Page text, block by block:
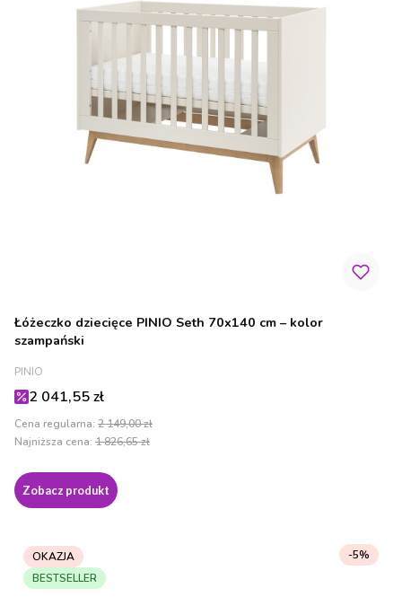
Łóżeczko dziecięce PINIO Seth 70x140 cm – kolor
szampański
PRODUCENT
PINIO
Cena promocyjna
2 041,55 zł
Cena regularna: 2 149,00 zł
Najniższa cena: 1 826,65 zł
Zobacz produkt
OKAZJA
BESTSELLER
-5%